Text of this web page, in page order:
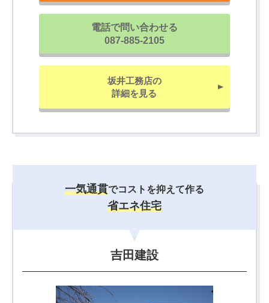
電話で問い合わせる
087-885-2105
坂井工務店の
詳細を見る
一気通貫でコストを抑えて作る
省エネ住宅
吉田建設